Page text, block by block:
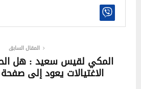
المقال السابق
المكي لقيس سعيد : هل
الاغتيالات يعود إلى